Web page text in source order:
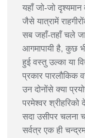
यहाँ जो-जो
जैसे यात्रामें
सब जहाँ-तहाँ चले
आगमापायी है, कुछ
हुई वस्तु उल्का या
प्रकार पारलौकिक
उन दोनोंसे क्या
परमेश्वर
सदा उसीपर चलना
सर्वत्र एक ही